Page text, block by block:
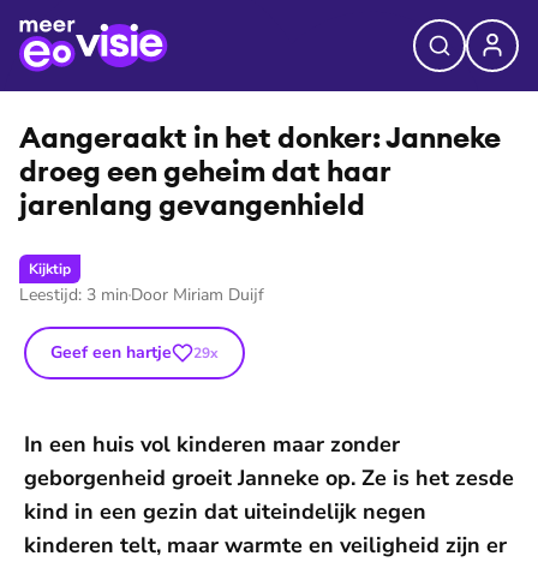
©EO
Aangeraakt in het donker: Janneke
droeg een geheim dat haar
jarenlang ge­van­gen­hield
Kijktip
Leestijd: 3 min Door Miriam Duijf
Geef een hartje 29x
In een huis vol kinderen maar zonder
geborgenheid groeit Janneke op. Ze is het zesde
kind in een gezin dat uiteindelijk negen
kinderen telt, maar warmte en veiligheid zijn er